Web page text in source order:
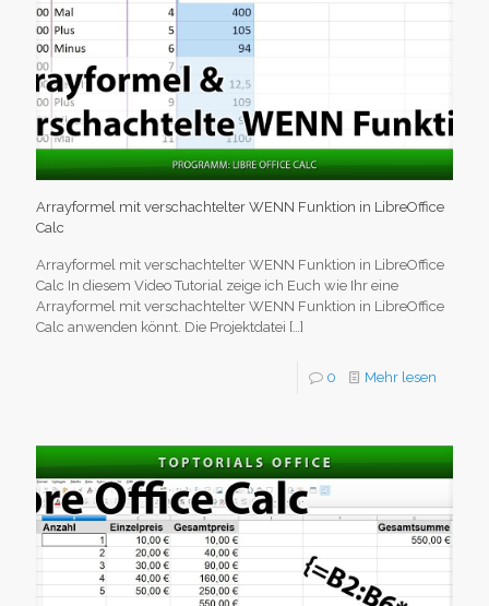
Arrayformel mit verschachtelter WENN Funktion in LibreOffice
Calc
Arrayformel mit verschachtelter WENN Funktion in LibreOffice
Calc In diesem Video Tutorial zeige ich Euch wie Ihr eine
Arrayformel mit verschachtelter WENN Funktion in LibreOffice
Calc anwenden könnt. Die Projektdatei […]
0 Mehr lesen